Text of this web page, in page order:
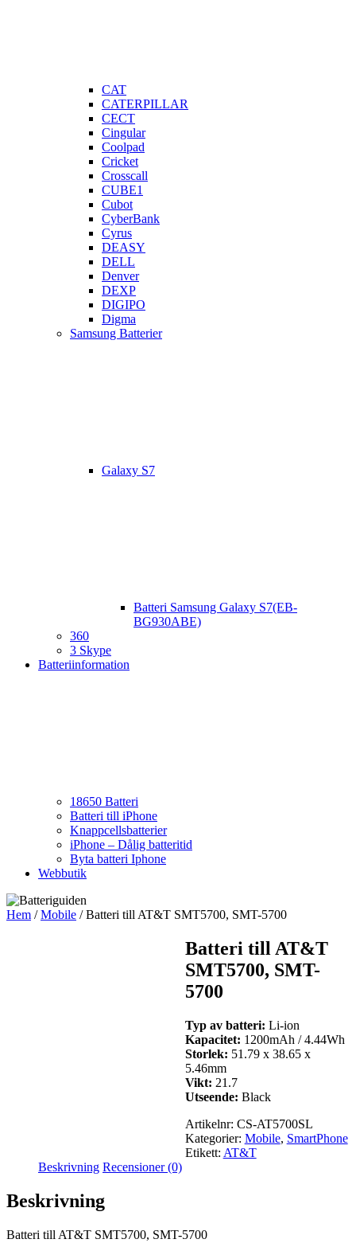
CAT
CATERPILLAR
CECT
Cingular
Coolpad
Cricket
Crosscall
CUBE1
Cubot
CyberBank
Cyrus
DEASY
DELL
Denver
DEXP
DIGIPO
Digma
Samsung Batterier
Galaxy S7
Batteri Samsung Galaxy S7(EB-
BG930ABE)
360
3 Skype
Batteriinformation
18650 Batteri
Batteri till iPhone
Knappcellsbatterier
iPhone – Dålig batteritid
Byta batteri Iphone
Webbutik
Hem /Mobile / Batteri till AT&T SMT5700, SMT-5700
Batteri till AT&T
SMT5700, SMT-
5700
Typ av batteri: Li-ion
Kapacitet: 1200mAh / 4.44Wh
Storlek: 51.79 x 38.65 x
5.46mm
Vikt: 21.7
Utseende: Black
Artikelnr: CS-AT5700SL
Kategorier: Mobile, SmartPhone
Etikett: AT&T
Beskrivning Recensioner (0)
Beskrivning
Batteri till AT&T SMT5700, SMT-5700